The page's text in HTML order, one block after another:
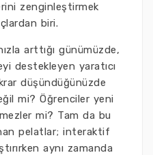
zenginleştirmek
biri.
arttığı günümüzde,
destekleyen yaratıcı
düşündüğünüzde
mi? Öğrenciler yeni
mi? Tam da bu
pelatlar; interaktif
aynı zamanda